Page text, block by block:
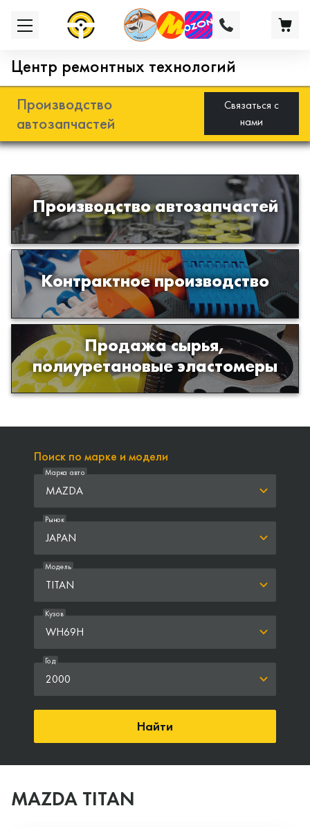
Центр ремонтных технологий
Производство
автозапчастей
Связаться с
нами
Производство автозапчастей
Разработка и производство деталей
из эластомеров для подвески
автомобиля
Контрактное производство
Производство изделий из пластиков
и полимеров по образцам либо
чертежам заказчика
Продажа сырья,
полиуретановые эластомеры
Продажа сырья для производства
изделий из полиуретана
Поиск по марке и модели
MAZDA
Марка авто
JAPAN
Рынок
TITAN
Модель
WH69H
Кузов
2000
Год
Найти
MAZDA TITAN